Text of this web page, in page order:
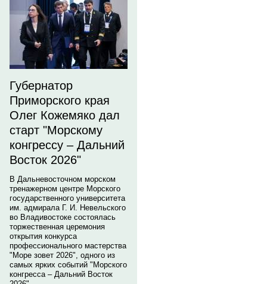
Губернатор
Приморского края
Олег Кожемяко дал
старт "Морскому
конгрессу – Дальний
Восток 2026"
В Дальневосточном морском
тренажерном центре Морского
государственного университета
им. адмирала Г. И. Невельского
во Владивостоке состоялась
торжественная церемония
открытия конкурса
профессионального мастерства
"Море зовет 2026", одного из
самых ярких событий "Морского
конгресса – Дальний Восток